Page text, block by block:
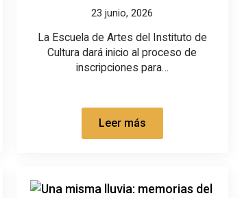
23 junio, 2026
La Escuela de Artes del Instituto de
Cultura dará inicio al proceso de
inscripciones para…
Leer más